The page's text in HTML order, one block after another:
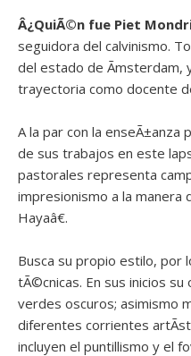
Â¿QuiÃ©n fue Piet
seguidora del calvinismo.
del estado de Ãmsterdam,
trayectoria como docente
A la par con la enseÃ±anza
de sus trabajos en este
pastorales representa
impresionismo a la manera
Hayaâ€.
Busca su propio estilo, por
tÃ©cnicas. En sus inicios
verdes oscuros; asimismo
diferentes corrientes
incluyen el puntillismo y el